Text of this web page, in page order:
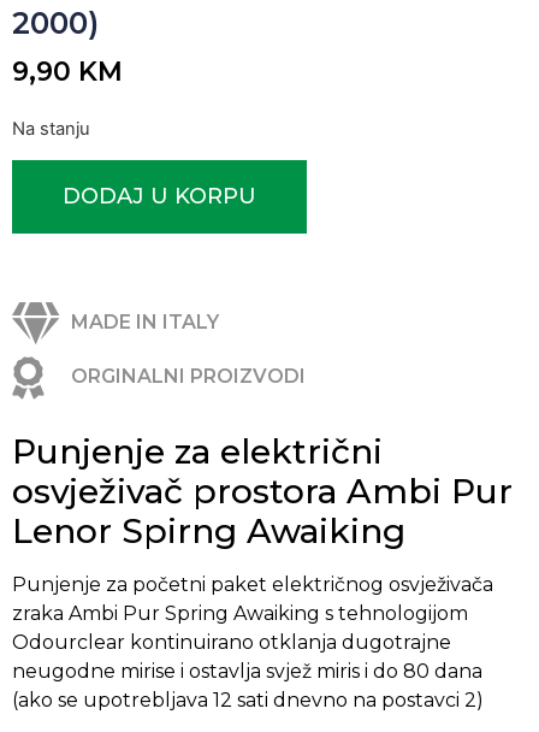
2000)
9,90 KM
Na stanju
DODAJ U KORPU
MADE IN ITALY
ORGINALNI PROIZVODI
Punjenje za električni
osvježivač prostora Ambi Pur
Lenor Spirng Awaiking
Punjenje za početni paket električnog osvježivača
zraka Ambi Pur Spring Awaiking s tehnologijom
Odourclear kontinuirano otklanja dugotrajne
neugodne mirise i ostavlja svjež miris i do 80 dana
(ako se upotrebljava 12 sati dnevno na postavci 2)